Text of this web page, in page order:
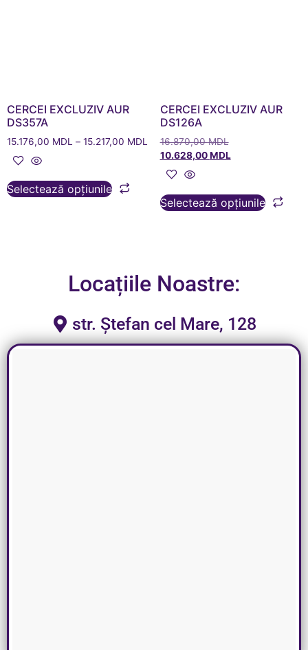
CERCEI EXCLUZIV AUR
DS357A
15.176,00 MDL – 15.217,00 MDL
Selectează opțiunile
CERCEI EXCLUZIV AUR
DS126A
16.870,00MDL
10.628,00MDL
Selectează opțiunile
Locațiile Noastre:
str. Ștefan cel Mare, 128